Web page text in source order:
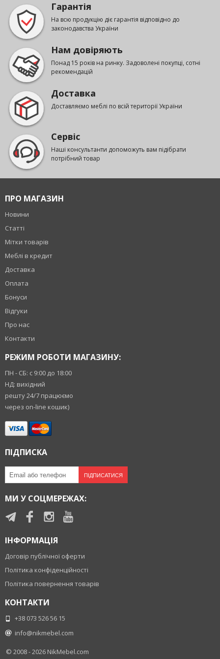
Гарантія
На всю продукцію діє гарантія відповідно до
законодавства України
Нам довіряють
Понад 15 років на ринку. Задоволені покупці, сотні
рекомендацій
Доставка
Доставляємо меблі по всій території України
Сервіс
Наші консультанти допоможуть вам підібрати
потрібний товар
ПРО МАГАЗИН
Новини
Статті
Мітки товарів
Меблі в кредит
Доставка
Оплата
Бонуси
Відгуки
Про нас
Контакти
РЕЖИМ РОБОТИ МАГАЗИНУ:
ПН - СБ: с 9:00 до 18:00
НД: вихідний
решту 24/7 працюємо
через on-line кошик)
ПІДПИСКА
ПІДПИСАТИСЯ
МИ У СОЦМЕРЕЖАХ:
ІНФОРМАЦІЯ
Договір публічної оферти
Політика конфіденційності
Політика повернення товарів
КОНТАКТИ
+38 073 526 56 15
info@nikmebel.com
© 2008 - 2026 NikMebel.com